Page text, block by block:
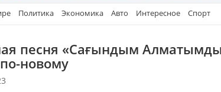
Политика Экономика Авто Интересное Спорт
песня «Сағындым
новому